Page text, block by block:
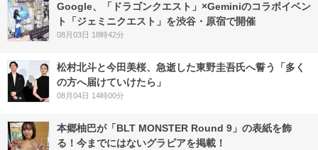
Google、「ドラゴンクエスト」×Geminiのコラボイベン
ト「ジェミニクエスト」を渋谷・原宿で開催
08月03日 18時42分
松村北斗と今田美桜、急逝した東野圭吾氏へ誓う「多く
の方へ届けていけたら」
08月04日 14時00分
本郷柚巴が「BLT MONSTER Round 9」の表紙を飾
る！今までにはないグラビアを掲載！